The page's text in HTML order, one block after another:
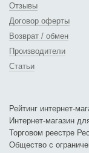
Отзывы
Договор оферты
Возврат / обмен
Производители
Статьи
Рейтинг интернет-
Интернет-магазин
Торговом реестре
Общество с